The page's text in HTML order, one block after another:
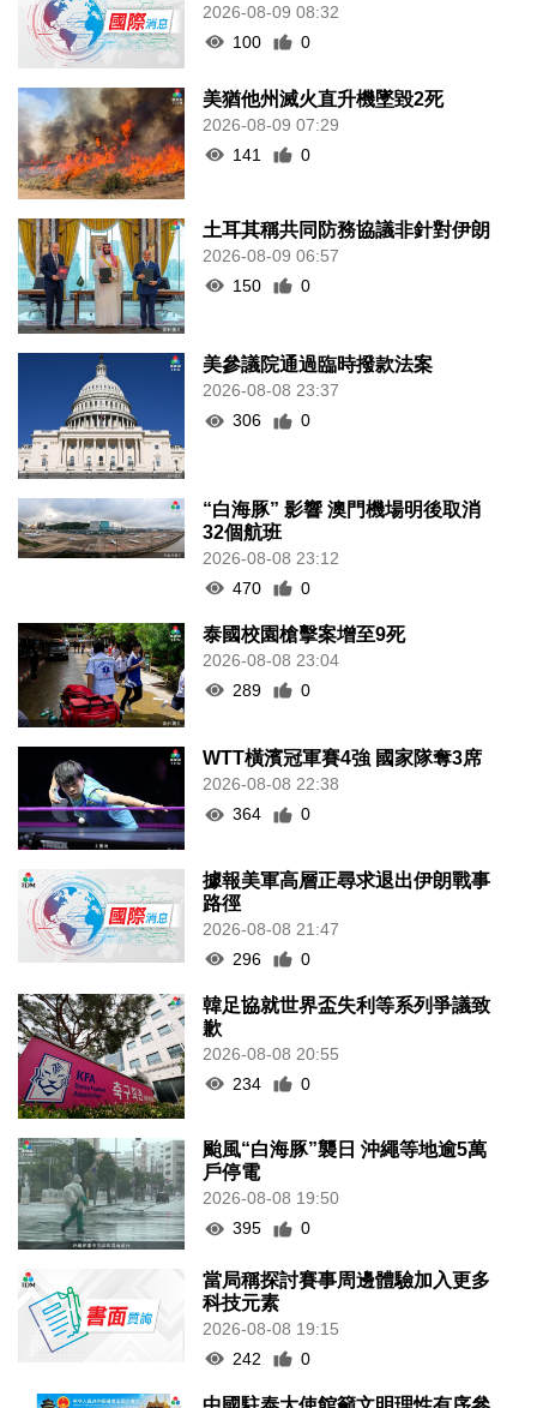
2026-08-09 08:32
100
0
美猶他州滅火直升機墜毀2死
2026-08-09 07:29
141
0
土耳其稱共同防務協議非針對伊朗
2026-08-09 06:57
150
0
美參議院通過臨時撥款法案
2026-08-08 23:37
306
0
“白海豚” 影響 澳門機場明後取消
32個航班
2026-08-08 23:12
470
0
泰國校園槍擊案增至9死
2026-08-08 23:04
289
0
WTT橫濱冠軍賽4強 國家隊奪3席
2026-08-08 22:38
364
0
據報美軍高層正尋求退出伊朗戰事
路徑
2026-08-08 21:47
296
0
韓足協就世界盃失利等系列爭議致
歉
2026-08-08 20:55
234
0
颱風“白海豚”襲日 沖繩等地逾5萬
戶停電
2026-08-08 19:50
395
0
當局稱探討賽事周邊體驗加入更多
科技元素
2026-08-08 19:15
242
0